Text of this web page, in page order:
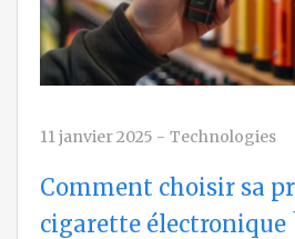
11 janvier 2025 - Technologies
Comment choisir sa
cigarette électronique